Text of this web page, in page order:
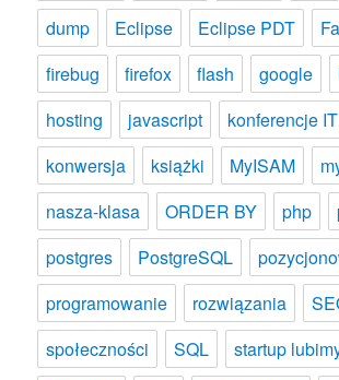
dump
Eclipse Eclipse PDT
firebug
firefox flash google
hosting
javascript
konferencje IT
konwersja
książki MyISAM
nasza-klasa
ORDER BY php
postgres
PostgreSQL
programowanie
rozwiązania
społeczności
SQL
startup